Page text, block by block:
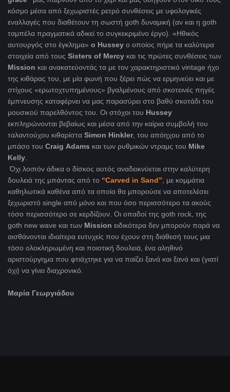
κόσμο μέσα από ξεχωριστές ρετρό συνθέσεις με υφολογικές
εναλλαγές που διαθέτουν τη σωστή goth δυναμική (αν και η goth
ταμπέλα πραγματικά αδικεί το συγκεκριμένο έργο). «Ηθικός
αυτουργός στο έγκλημα» ο Hussey o οποίος πήρε τα καλύτερα
στοιχεία από τους Sisters of Mercy και τις πρώτες συνθέσεις των
Mission και ανακατεύοντάς τα με τον χαρακτηριστικό vintage ήχο
της κιθάρας του, με μία φωνή που ξέρει πώς να ερμηνεύει και με
στίχους «ερωτοχτυπημένους» βγαλμένους από σκοτεινές πηγές
έμπνευσης καταφέρνει να μας παρασύρει στο βαθύ σκοτάδι του
μουσικού παρελθόντος του. Οι στόχοι του Hussey
εκπληρώνονται βεβαίως και μέσα από την καίρια συμβολή του
ταλαντούχου κιθαρίστα Simon Hinkler, του απόηχου από το
μπάσο του Craig Adams και των ρυθμικών ντραμς του Mike
Kelly.
Όχι λοιπόν άδικα ο δίσκος αυτός αναδεικνύεται στην καλύτερη
δουλειά της μπάντας από το “Carved in Sand”, με κομμάτια
καθηλωτικά καθένα από τα οποία θα μπορούσε να αποτελέσει
ξεχωριστό single από μόνο και που όσο περισσότερο τα ακούς
τόσο περισσότερο σε κερδίζουν. Οι οπαδοί της goth rock, της
goth new wave και των Mission ειδικότερα δεν μπορούν παρά να
αισθάνονται ιδιαίτερα ευτυχείς που έχουν στη διάθεσή τους μια
τόσο ολοκληρωμένη και ποιοτική δουλειά, ένα αληθινό
αριστούργημα που φτιάχτηκε για να παίζει ξανά και ξανά και (γιατί
όχι) να γίνει διαχρονικό.
Μαρία Γεωργιάδου